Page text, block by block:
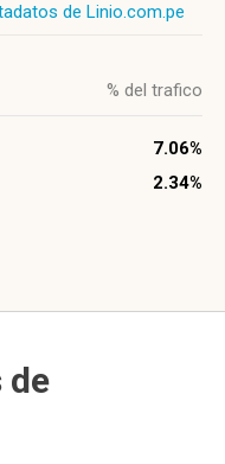
de Linio.com.pe
% del trafico
7.06%
2.34%
de